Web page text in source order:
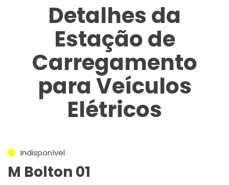
Detalhes da
Estação de
Carregamento
para Veículos
Elétricos
Indisponível
M Bolton 01